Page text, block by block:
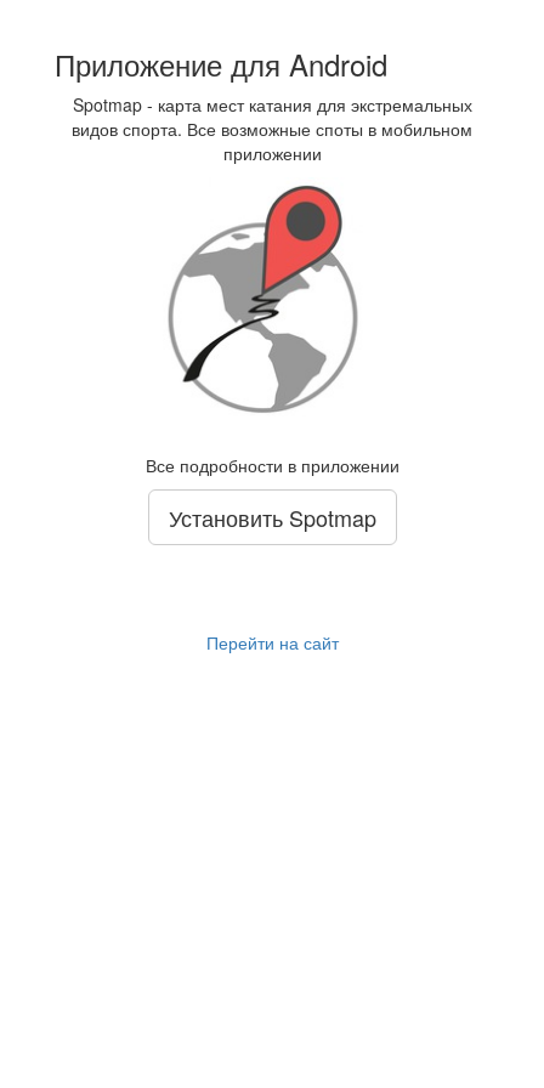
Приложение для Android
Spotmap - карта мест катания для экстремальных
видов спорта. Все возможные споты в мобильном
приложении
Все подробности в приложении
Установить Spotmap
Перейти на сайт